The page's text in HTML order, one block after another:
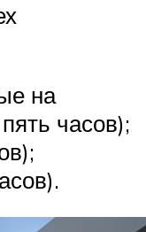
на
часов);